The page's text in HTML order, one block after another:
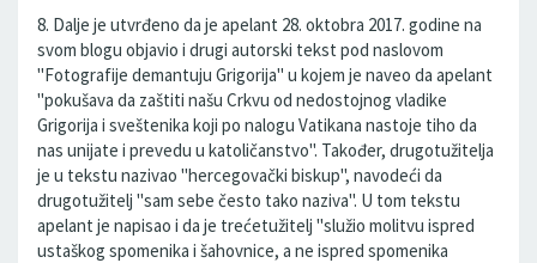
8. Dalje je utvrđeno da je apelant 28. oktobra 2017. godine na
svom blogu objavio i drugi autorski tekst pod naslovom
"Fotografije demantuju Grigorija" u kojem je naveo da apelant
"pokušava da zaštiti našu Crkvu od nedostojnog vladike
Grigorija i sveštenika koji po nalogu Vatikana nastoje tiho da
nas unijate i prevedu u katoličanstvo". Također, drugotužitelja
je u tekstu nazivao "hercegovački biskup", navodeći da
drugotužitelj "sam sebe često tako naziva". U tom tekstu
apelant je napisao i da je trećetužitelj "služio molitvu ispred
ustaškog spomenika i šahovnice, a ne ispred spomenika